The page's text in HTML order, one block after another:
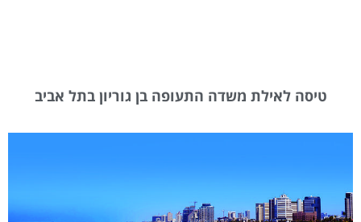
טיסה לאילת משדה התעופה בן גוריון בתל אביב